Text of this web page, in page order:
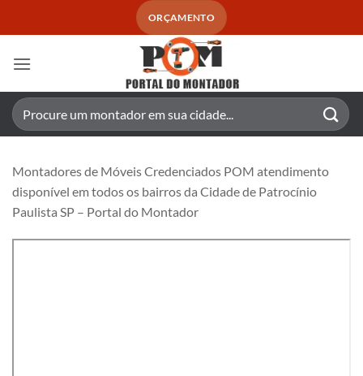
ORÇAMENTO
Pesquisar
por:
Montadores de Móveis Credenciados POM atendimento
disponível em todos os bairros da Cidade de Patrocínio
Paulista SP – Portal do Montador